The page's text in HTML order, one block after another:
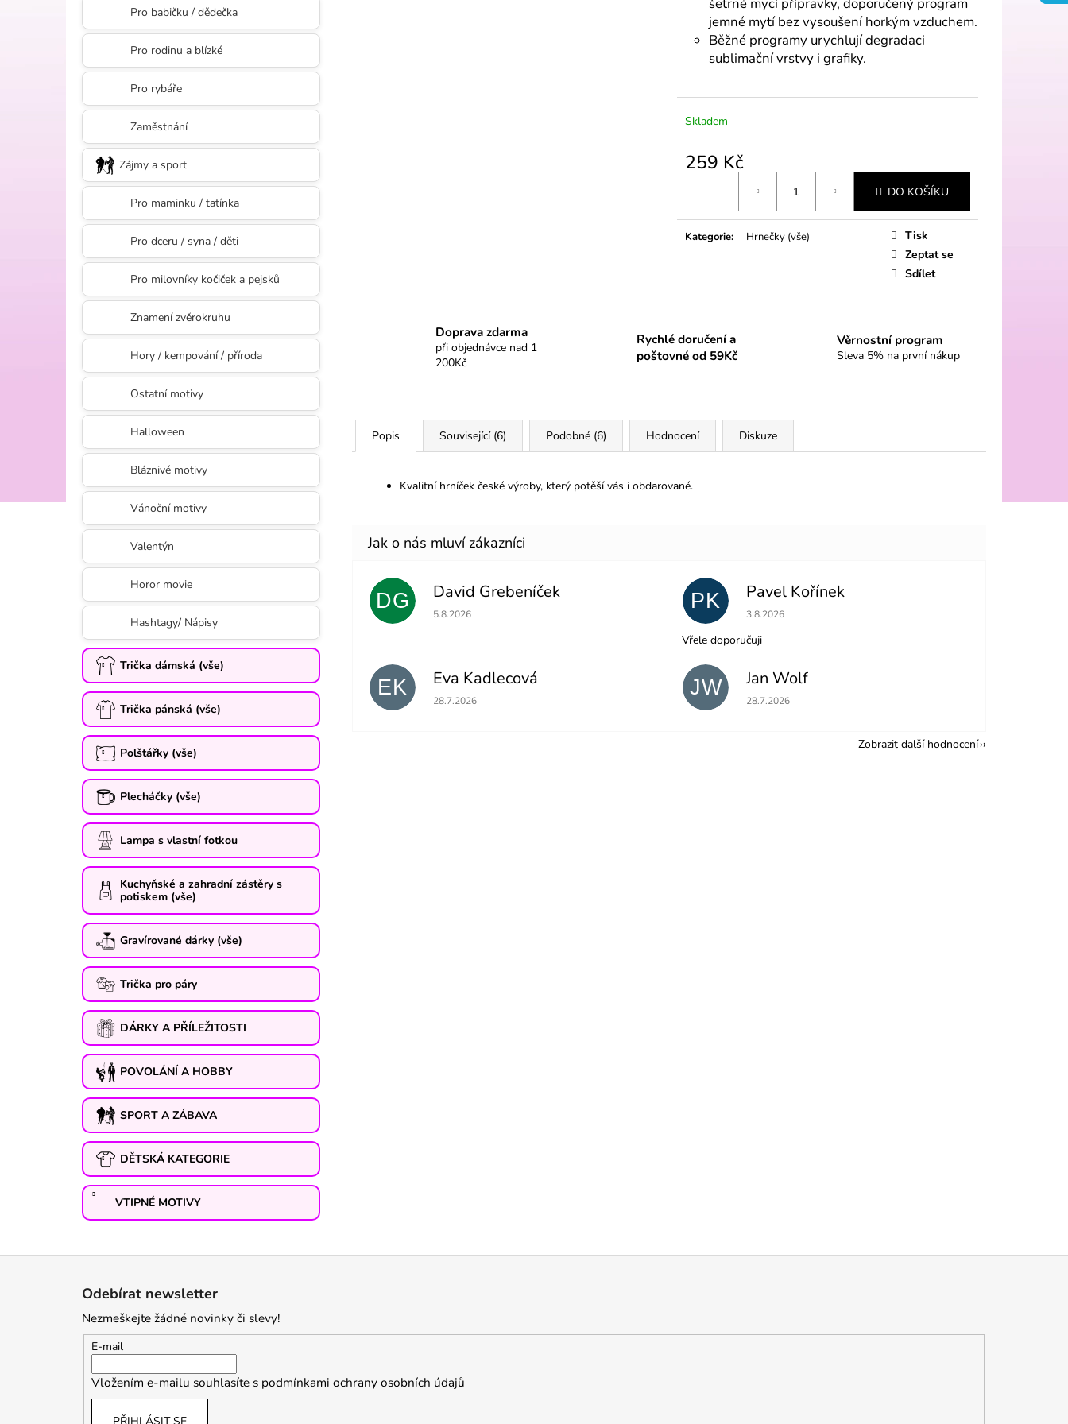
Pro babičku / dědečka
Pro rodinu a blízké
Pro rybáře
Zaměstnání
Zájmy a sport
Pro maminku / tatínka
Pro dceru / syna / děti
Pro milovníky kočiček a pejsků
Znamení zvěrokruhu
Hory / kempování / příroda
Ostatní motivy
Halloween
Bláznivé motivy
Vánoční motivy
Valentýn
Horor movie
Hashtagy/ Nápisy
Trička dámská (vše)
Trička pánská (vše)
Polštářky (vše)
Plecháčky (vše)
Lampa s vlastní fotkou
Kuchyňské a zahradní zástěry s
potiskem (vše)
Gravírované dárky (vše)
Trička pro páry
DÁRKY A PŘÍLEŽITOSTI
POVOLÁNÍ A HOBBY
SPORT A ZÁBAVA
DĚTSKÁ KATEGORIE
VTIPNÉ MOTIVY
šetrné mycí přípravky, doporučený program
jemné mytí bez vysoušení horkým vzduchem.
Běžné programy urychlují degradaci
sublimační vrstvy i grafiky.
Skladem
259 Kč
DO KOŠÍKU
Kategorie: Hrnečky (vše)
Tisk
Zeptat se
Sdílet
Doprava zdarma
při objednávce nad 1
200Kč
Rychlé doručení a
poštovné od 59Kč
Věrnostní program
Sleva 5% na první nákup
Popis Související (6) Podobné (6) Hodnocení Diskuze
Kvalitní hrníček české výroby, který potěší vás i obdarované.
DG David Grebeníček
Hodnocení obchodu je 5 z 5 hvězdiček.
5.8.2026
PK Pavel Kořínek
Hodnocení obchodu je 5 z 5 hvězdiček.
3.8.2026
Vřele doporučuji
EK Eva Kadlecová
Hodnocení obchodu je 5 z 5 hvězdiček.
28.7.2026
JW Jan Wolf
Hodnocení obchodu je 5 z 5 hvězdiček.
28.7.2026
Zobrazit další hodnocení
Odebírat newsletter
Nezmeškejte žádné novinky či slevy!
E-mail
Vložením e-mailu souhlasíte s podmínkami ochrany osobních údajů